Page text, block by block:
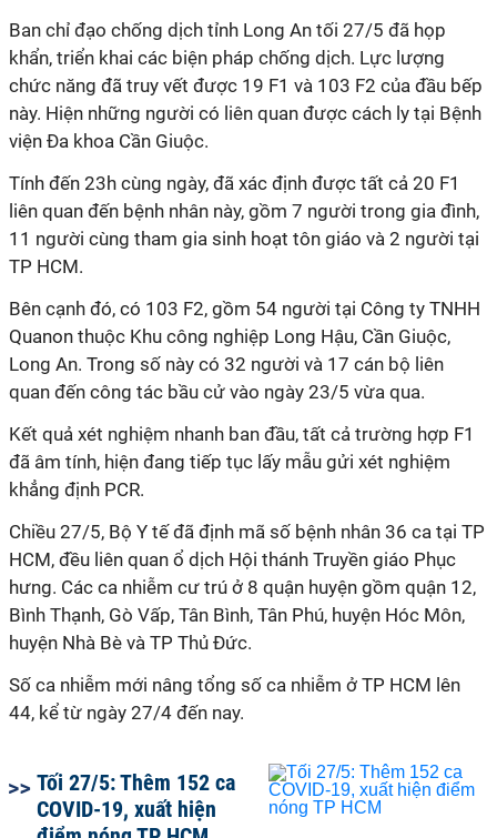
Ban chỉ đạo chống dịch tỉnh Long An tối 27/5 đã họp
khẩn, triển khai các biện pháp chống dịch. Lực lượng
chức năng đã truy vết được 19 F1 và 103 F2 của đầu bếp
này. Hiện những người có liên quan được cách ly tại Bệnh
viện Đa khoa Cần Giuộc.
Tính đến 23h cùng ngày, đã xác định được tất cả 20 F1
liên quan đến bệnh nhân này, gồm 7 người trong gia đình,
11 người cùng tham gia sinh hoạt tôn giáo và 2 người tại
TP HCM.
Bên cạnh đó, có 103 F2, gồm 54 người tại Công ty TNHH
Quanon thuộc Khu công nghiệp Long Hậu, Cần Giuộc,
Long An. Trong số này có 32 người và 17 cán bộ liên
quan đến công tác bầu cử vào ngày 23/5 vừa qua.
Kết quả xét nghiệm nhanh ban đầu, tất cả trường hợp F1
đã âm tính, hiện đang tiếp tục lấy mẫu gửi xét nghiệm
khẳng định PCR.
Chiều 27/5, Bộ Y tế đã định mã số bệnh nhân 36 ca tại TP
HCM, đều liên quan ổ dịch Hội thánh Truyền giáo Phục
hưng. Các ca nhiễm cư trú ở 8 quận huyện gồm quận 12,
Bình Thạnh, Gò Vấp, Tân Bình, Tân Phú, huyện Hóc Môn,
huyện Nhà Bè và TP Thủ Đức.
Số ca nhiễm mới nâng tổng số ca nhiễm ở TP HCM lên
44, kể từ ngày 27/4 đến nay.
Tối 27/5: Thêm 152 ca
COVID-19, xuất hiện